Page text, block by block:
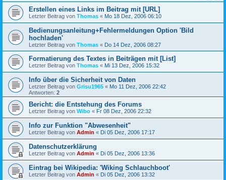
Erstellen eines Links im Beitrag mit [URL]
Letzter Beitrag von Thomas « Mo 18 Dez, 2006 06:10
Bedienungsanleitung+Fehlermeldungen Option 'Bild
hochladen'
Letzter Beitrag von Thomas « Do 14 Dez, 2006 08:27
Formatierung des Textes in Beiträgen mit [List]
Letzter Beitrag von Thomas « Mi 13 Dez, 2006 15:32
Info über die Sicherheit von Daten
Letzter Beitrag von Grisu1965 « Mo 11 Dez, 2006 22:42
Antworten: 2
Bericht: die Entstehung des Forums
Letzter Beitrag von Wibo « Fr 08 Dez, 2006 22:32
Info zur Funktion "Abwesenheit"
Letzter Beitrag von Admin « Di 05 Dez, 2006 17:17
Datenschutzerklärung
Letzter Beitrag von Admin « Di 05 Dez, 2006 13:36
Eintrag bei Wikipedia: 'Wiking Schlauchboot'
Letzter Beitrag von Admin « Di 05 Dez, 2006 13:32